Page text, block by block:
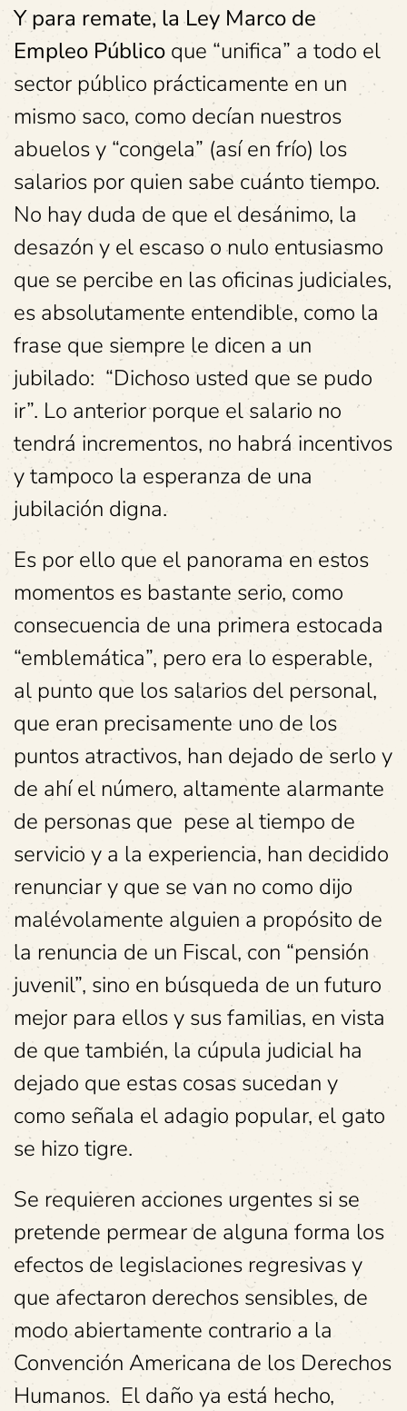
Y para remate, la Ley Marco de
Empleo Público que “unifica” a todo el
sector público prácticamente en un
mismo saco, como decían nuestros
abuelos y “congela” (así en frío) los
salarios por quien sabe cuánto tiempo.
No hay duda de que el desánimo, la
desazón y el escaso o nulo entusiasmo
que se percibe en las oficinas judiciales,
es absolutamente entendible, como la
frase que siempre le dicen a un
jubilado: “Dichoso usted que se pudo
ir”. Lo anterior porque el salario no
tendrá incrementos, no habrá incentivos
y tampoco la esperanza de una
jubilación digna.
Es por ello que el panorama en estos
momentos es bastante serio, como
consecuencia de una primera estocada
“emblemática”, pero era lo esperable,
al punto que los salarios del personal,
que eran precisamente uno de los
puntos atractivos, han dejado de serlo y
de ahí el número, altamente alarmante
de personas que pese al tiempo de
servicio y a la experiencia, han decidido
renunciar y que se van no como dijo
malévolamente alguien a propósito de
la renuncia de un Fiscal, con “pensión
juvenil”, sino en búsqueda de un futuro
mejor para ellos y sus familias, en vista
de que también, la cúpula judicial ha
dejado que estas cosas sucedan y
como señala el adagio popular, el gato
se hizo tigre.
Se requieren acciones urgentes si se
pretende permear de alguna forma los
efectos de legislaciones regresivas y
que afectaron derechos sensibles, de
modo abiertamente contrario a la
Convención Americana de los Derechos
Humanos. El daño ya está hecho,